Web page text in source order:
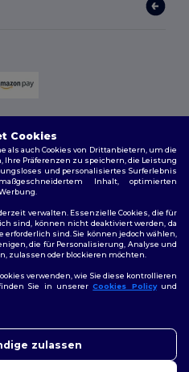
Richtlinie|Site Map
Cookies
als auch Cookies von Drittanbietern, um die
Präferenzen zu speichern, die Leistung
und personalisiertes Surferlebnis
Inhalt, optimierten
verwalten. Essenzielle Cookies, die für
sind, können nicht deaktiviert werden, da
sind. Sie können jedoch wählen,
die für Personalisierung, Analyse und
zulassen oder blockieren möchten.
verwenden, wie Sie diese kontrollieren
finden Sie in unsererCookies Policyund
zulassen
jederzeit kontaktieren.